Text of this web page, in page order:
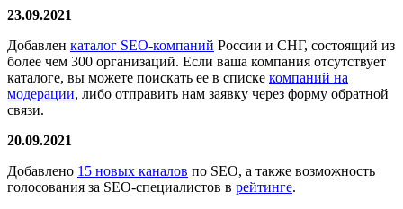
23.09.2021
Добавлен каталог SEO-компаний России и СНГ, состоящий из
более чем 300 организаций. Если ваша компания отсутствует
каталоге, вы можете поискать ее в списке компаний на
модерации, либо отправить нам заявку через форму обратной
связи.
20.09.2021
Добавлено 15 новых каналов по SEO, а также возможность
голосования за SEO-специалистов в рейтинге.